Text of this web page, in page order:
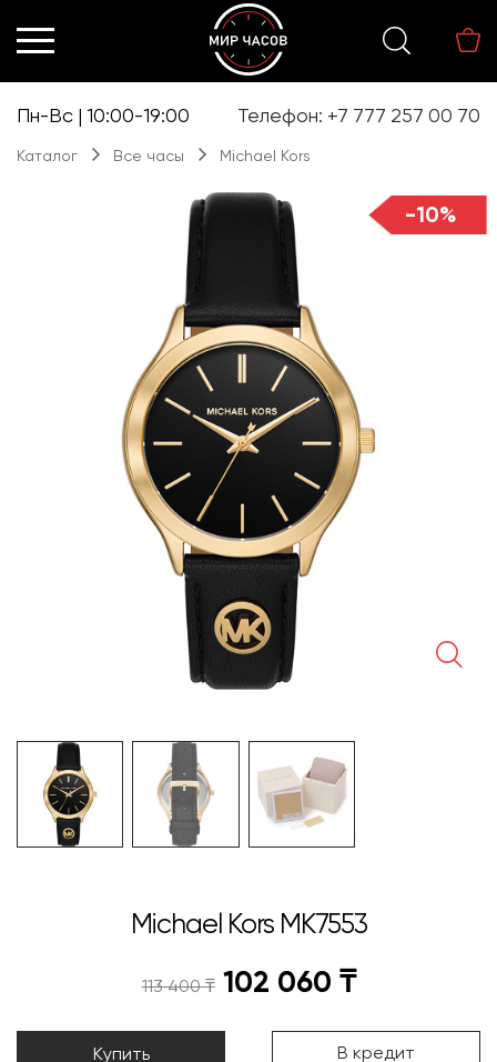
Пн-Вс | 10:00-19:00 Телефон: +7 777 257 00 70
Каталог Все часы Michael Kors
-10%
Michael Kors MK7553
113 400₸ 102 060 ₸
Купить В кредит